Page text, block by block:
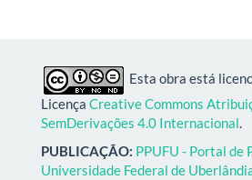
Esta obra está
Licença Creative Commons
SemDerivações 4.0 Internacional.
PUBLICAÇÃO: PPUFU - Portal de
Universidade Federal de